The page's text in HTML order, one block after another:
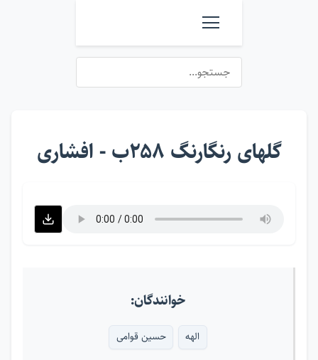
گلهای رنگارنگ ۲۵۸ب - افشاری
خوانندگان:
الهه حسین قوامی